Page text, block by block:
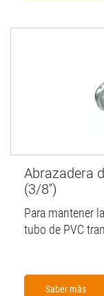
Abrazadera
(3/8'')
Para mantener
tubo de PVC
Saber màs